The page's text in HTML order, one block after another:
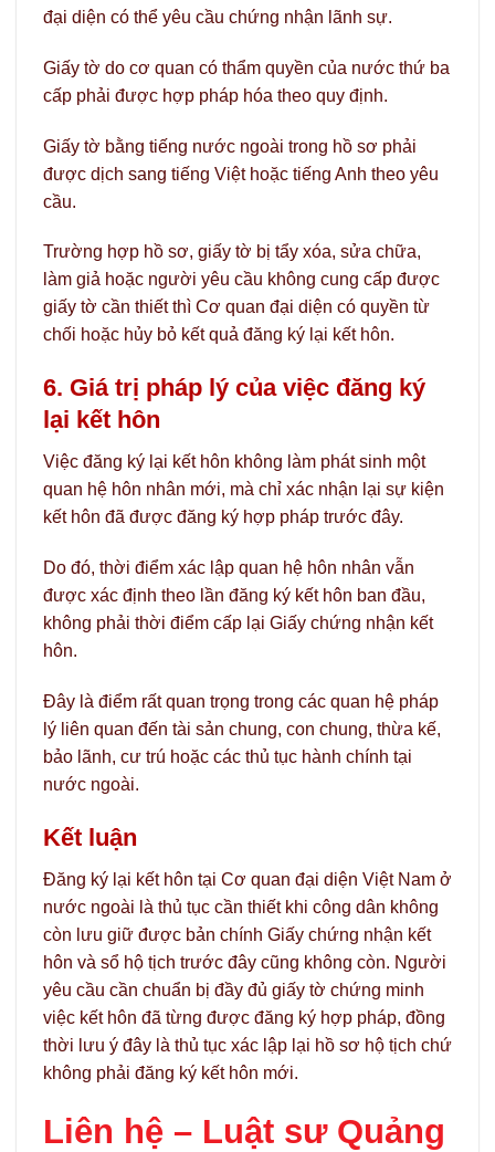
đại diện có thể yêu cầu chứng nhận lãnh sự.
Giấy tờ do cơ quan có thẩm quyền của nước thứ ba
cấp phải được hợp pháp hóa theo quy định.
Giấy tờ bằng tiếng nước ngoài trong hồ sơ phải
được dịch sang tiếng Việt hoặc tiếng Anh theo yêu
cầu.
Trường hợp hồ sơ, giấy tờ bị tẩy xóa, sửa chữa,
làm giả hoặc người yêu cầu không cung cấp được
giấy tờ cần thiết thì Cơ quan đại diện có quyền từ
chối hoặc hủy bỏ kết quả đăng ký lại kết hôn.
6. Giá trị pháp lý của việc đăng ký
lại kết hôn
Việc đăng ký lại kết hôn không làm phát sinh một
quan hệ hôn nhân mới, mà chỉ xác nhận lại sự kiện
kết hôn đã được đăng ký hợp pháp trước đây.
Do đó, thời điểm xác lập quan hệ hôn nhân vẫn
được xác định theo lần đăng ký kết hôn ban đầu,
không phải thời điểm cấp lại Giấy chứng nhận kết
hôn.
Đây là điểm rất quan trọng trong các quan hệ pháp
lý liên quan đến tài sản chung, con chung, thừa kế,
bảo lãnh, cư trú hoặc các thủ tục hành chính tại
nước ngoài.
Kết luận
Đăng ký lại kết hôn tại Cơ quan đại diện Việt Nam ở
nước ngoài là thủ tục cần thiết khi công dân không
còn lưu giữ được bản chính Giấy chứng nhận kết
hôn và sổ hộ tịch trước đây cũng không còn. Người
yêu cầu cần chuẩn bị đầy đủ giấy tờ chứng minh
việc kết hôn đã từng được đăng ký hợp pháp, đồng
thời lưu ý đây là thủ tục xác lập lại hồ sơ hộ tịch chứ
không phải đăng ký kết hôn mới.
Liên hệ – Luật sư Quảng